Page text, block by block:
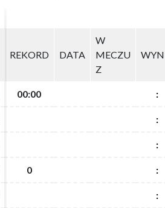
REKORD DATA
W
MECZU
Z
00:00 :
:
:
0 :
:
REKORD DATA
W
MECZU
Z
00:00 :
:
:
0 :
: